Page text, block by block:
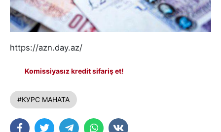
https://azn.day.az/
Komissiyasız kredit sifariş et!
#КУРС МАНАТА